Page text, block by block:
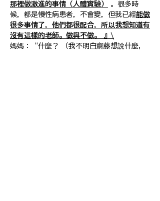
那裡做激進的事情（人體實驗）
。很多時
候，都是慢性病患者，不會變，但我已經能做
很多事情了，他們都很配合，所以我想知道有
沒有這樣的老師。做與不做。 』\
媽媽：“什麼？ （我不明白齋藤想說什麼，